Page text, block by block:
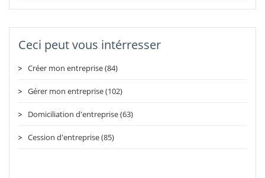
Ceci peut vous intérresser
Créer mon entreprise (84)
Gérer mon entreprise (102)
Domiciliation d'entreprise (63)
Cession d'entreprise (85)